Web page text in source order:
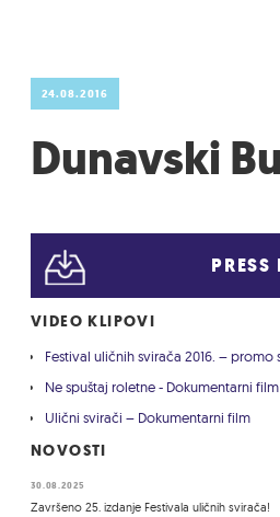
24.08.2016
Dunavski
PRESS
VIDEO KLIPOVI
Festival uličnih svirača 2016. – promo
Ne spuštaj roletne - Dokumentarni film
Ulični svirači – Dokumentarni film
NOVOSTI
30.08.2025
Završeno 25. izdanje Festivala uličnih svirača!